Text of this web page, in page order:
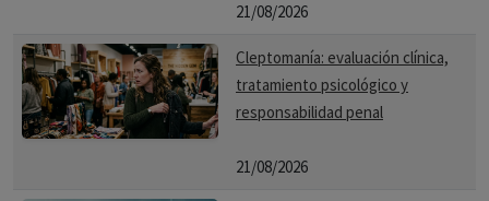
21/08/2026
Cleptomanía: evaluación clínica,
tratamiento psicológico y
responsabilidad penal
21/08/2026